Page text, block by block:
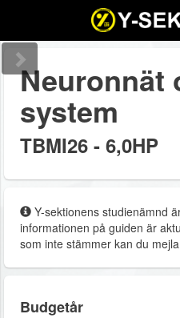
Neuronnät
system
TBMI26 - 6,0HP
Y-sektionens studienämnd
informationen på guiden är
som inte stämmer kan du mejla
Budgetår